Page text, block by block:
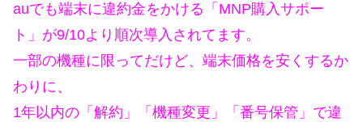
auでも端末に違約金をかける「MNP購入サポー
ト」が9/10より順次導入されてます。
一部の機種に限ってだけど、端末価格を安くするか
わりに、
1年以内の「解約」「機種変更」「番号保管」で違